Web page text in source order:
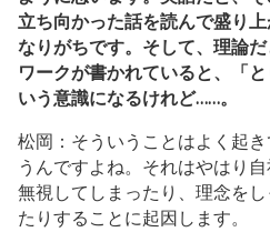
立ち向かった話を読んで盛り
なりがちです。そして、理論
ワークが書かれていると、「
いう意識になるけれど……。
松岡：そういうことはよく起
うんですよね。それはやはり
無視してしまったり、理念を
たりすることに起因します。